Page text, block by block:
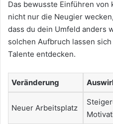
Das bewusste Einführen von
nicht nur die Neugier
dass du dein Umfeld anders
solchen Aufbruch lassen
Talente entdecken.
Veränderung
Neuer Arbeitsplatz